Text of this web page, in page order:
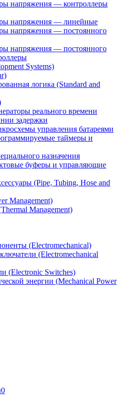
напряжения — контроллеры
напряжения — линейные
напряжения — постоянного
напряжения — постоянного
Systems)
логика (Standard and
реального времени
задержки
управления батареями
таймеры и
назначения
буферы и управляющие
(Pipe, Tubing, Hose and
Management)
Management)
(Electromechanical)
(Electromechanical
(Electronic Switches)
энергии (Mechanical Power
0